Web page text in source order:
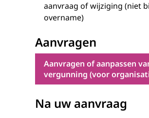
aanvraag of wijziging (niet
overname)
Aanvragen
Aanvragen of aanpassen
vergunning (voor
Na uw aanvraag